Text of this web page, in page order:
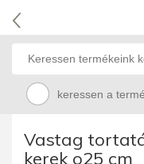
keressen a
Vastag
kerek o25 cm